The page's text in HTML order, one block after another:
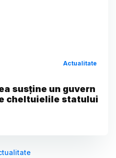
Actualitate
susține un guvern
cheltuielile statului